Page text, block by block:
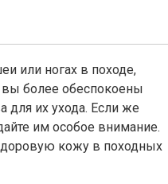
или ногах в походе,
вы более обеспокоены
для их ухода. Если же
им особое внимание.
кожу в походных